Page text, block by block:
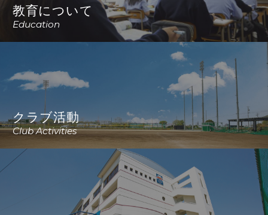
教育について
Education
クラブ活動
Club Activities